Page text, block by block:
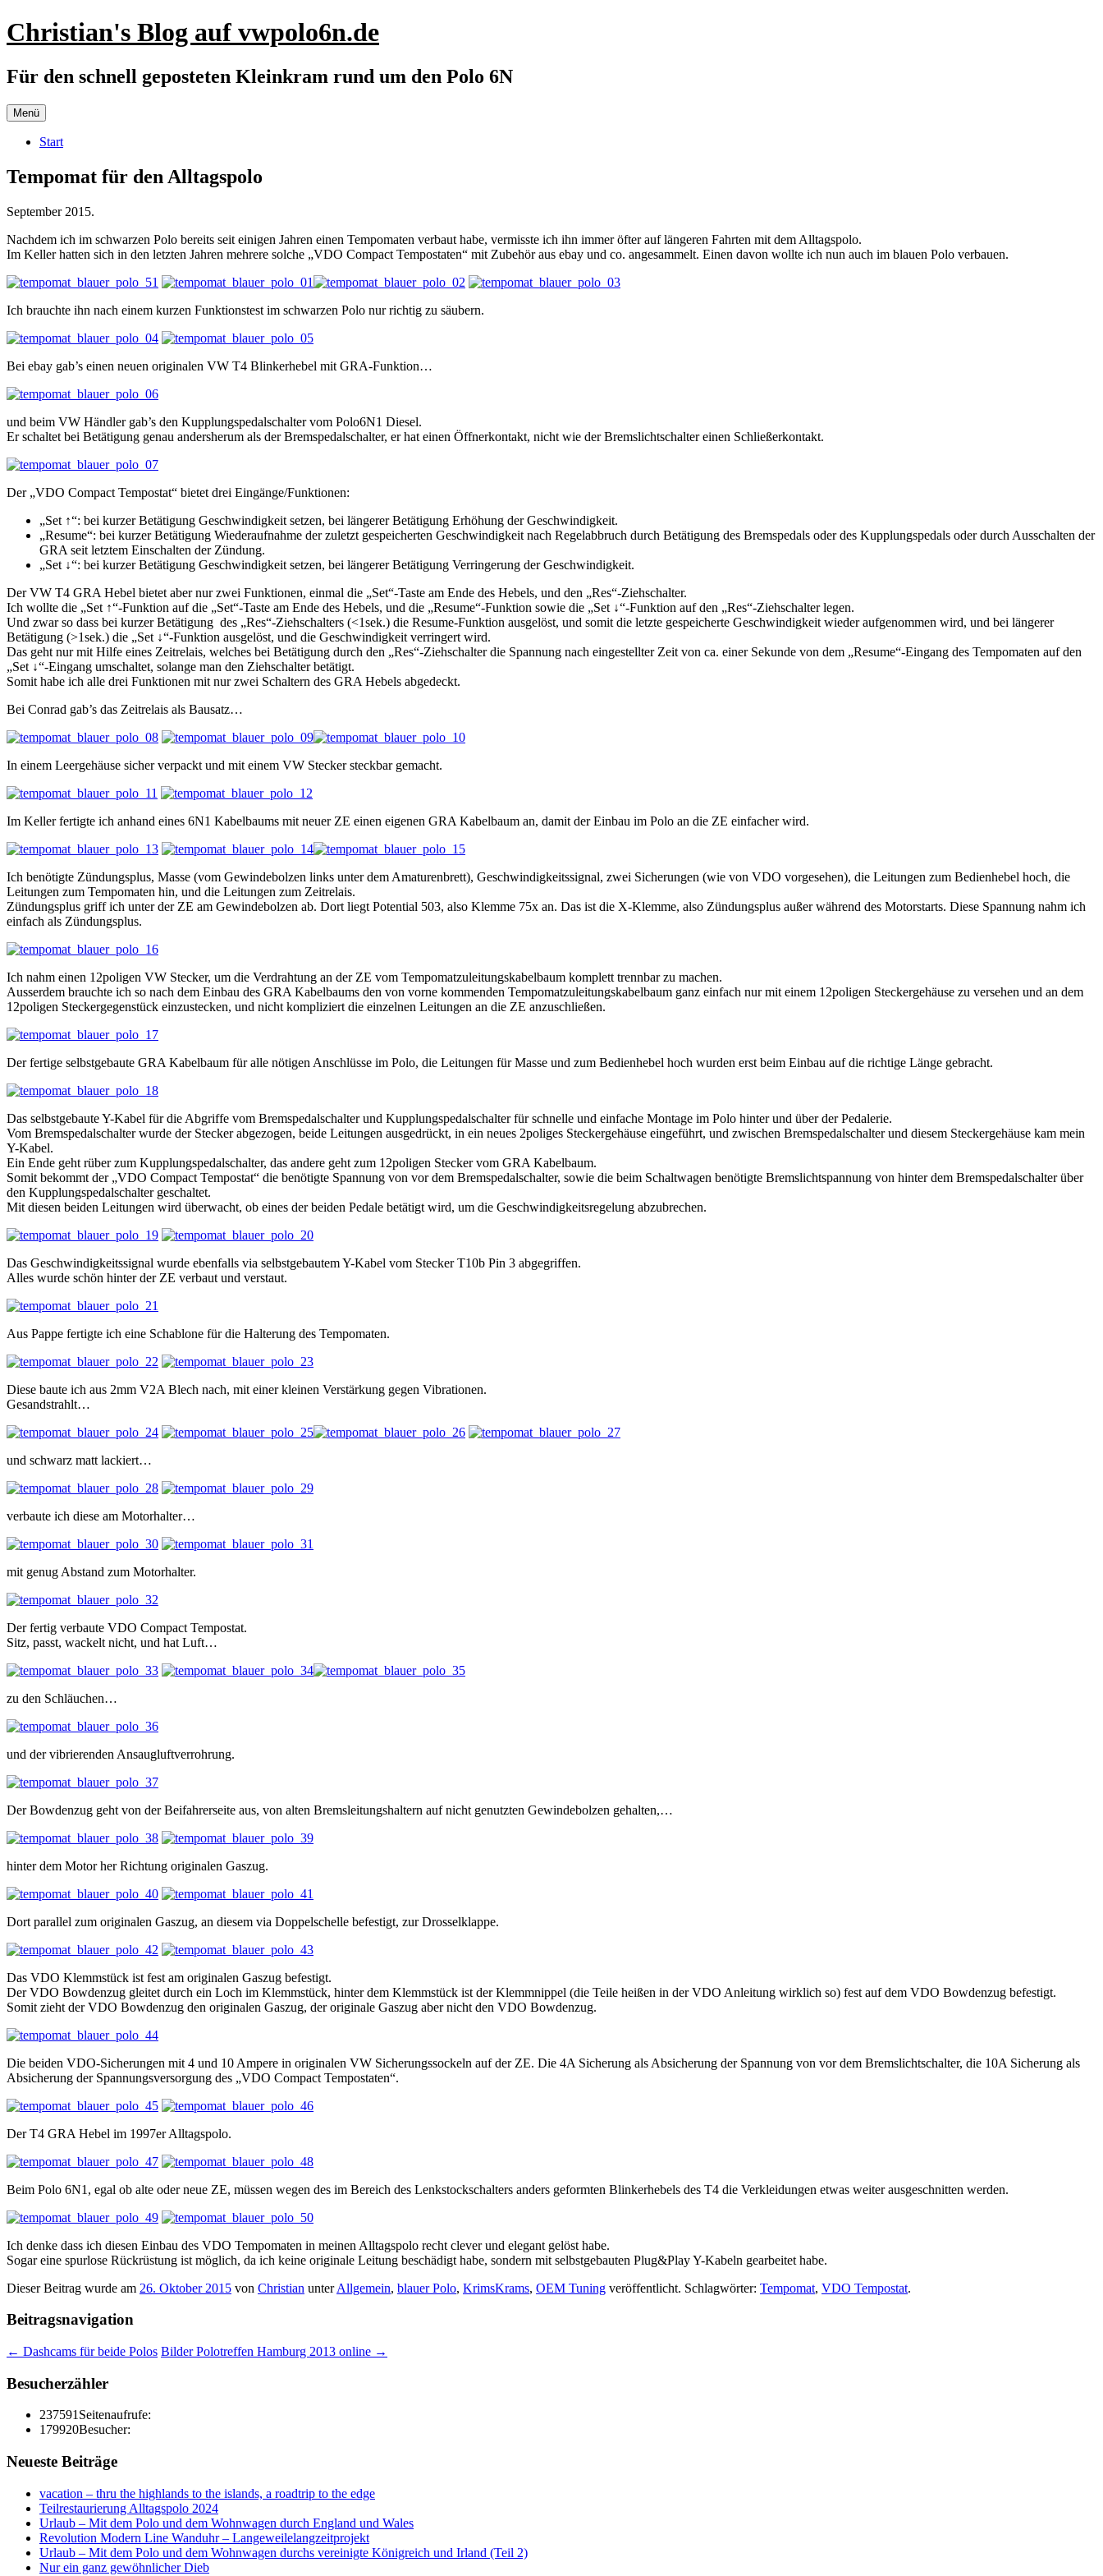
Zum
Inhalt
Christian's Blog auf vwpolo6n.de
Für den schnell geposteten Kleinkram rund um den Polo 6N
Menü
Start
Tempomat für den Alltagspolo
September 2015.
Nachdem ich im schwarzen Polo bereits seit einigen Jahren einen Tempomaten verbaut habe, vermisste ich ihn immer öfter auf längeren Fahrten mit dem Alltagspolo.
Im Keller hatten sich in den letzten Jahren mehrere solche „VDO Compact Tempostaten“ mit Zubehör aus ebay und co. angesammelt. Einen davon wollte ich nun auch im blauen Polo verbauen.
Ich brauchte ihn nach einem kurzen Funktionstest im schwarzen Polo nur richtig zu säubern.
Bei ebay gab’s einen neuen originalen VW T4 Blinkerhebel mit GRA-Funktion…
und beim VW Händler gab’s den Kupplungspedalschalter vom Polo6N1 Diesel.
Er schaltet bei Betätigung genau andersherum als der Bremspedalschalter, er hat einen Öffnerkontakt, nicht wie der Bremslichtschalter einen Schließerkontakt.
Der „VDO Compact Tempostat“ bietet drei Eingänge/Funktionen:
„Set ↑“: bei kurzer Betätigung Geschwindigkeit setzen, bei längerer Betätigung Erhöhung der Geschwindigkeit.
„Resume“: bei kurzer Betätigung Wiederaufnahme der zuletzt gespeicherten Geschwindigkeit nach Regelabbruch durch Betätigung des Bremspedals oder des Kupplungspedals oder durch Ausschalten der
GRA seit letztem Einschalten der Zündung.
„Set ↓“: bei kurzer Betätigung Geschwindigkeit setzen, bei längerer Betätigung Verringerung der Geschwindigkeit.
Der VW T4 GRA Hebel bietet aber nur zwei Funktionen, einmal die „Set“-Taste am Ende des Hebels, und den „Res“-Ziehschalter.
Ich wollte die „Set ↑“-Funktion auf die „Set“-Taste am Ende des Hebels, und die „Resume“-Funktion sowie die „Set ↓“-Funktion auf den „Res“-Ziehschalter legen.
Und zwar so dass bei kurzer Betätigung des „Res“-Ziehschalters (<1sek.) die Resume-Funktion ausgelöst, und somit die letzte gespeicherte Geschwindigkeit wieder aufgenommen wird, und bei längerer
Betätigung (>1sek.) die „Set ↓“-Funktion ausgelöst, und die Geschwindigkeit verringert wird.
Das geht nur mit Hilfe eines Zeitrelais, welches bei Betätigung durch den „Res“-Ziehschalter die Spannung nach eingestellter Zeit von ca. einer Sekunde von dem „Resume“-Eingang des Tempomaten auf den
„Set ↓“-Eingang umschaltet, solange man den Ziehschalter betätigt.
Somit habe ich alle drei Funktionen mit nur zwei Schaltern des GRA Hebels abgedeckt.
Bei Conrad gab’s das Zeitrelais als Bausatz…
In einem Leergehäuse sicher verpackt und mit einem VW Stecker steckbar gemacht.
Im Keller fertigte ich anhand eines 6N1 Kabelbaums mit neuer ZE einen eigenen GRA Kabelbaum an, damit der Einbau im Polo an die ZE einfacher wird.
Ich benötigte Zündungsplus, Masse (vom Gewindebolzen links unter dem Amaturenbrett), Geschwindigkeitssignal, zwei Sicherungen (wie von VDO vorgesehen), die Leitungen zum Bedienhebel hoch, die
Leitungen zum Tempomaten hin, und die Leitungen zum Zeitrelais.
Zündungsplus griff ich unter der ZE am Gewindebolzen ab. Dort liegt Potential 503, also Klemme 75x an. Das ist die X-Klemme, also Zündungsplus außer während des Motorstarts. Diese Spannung nahm ich
einfach als Zündungsplus.
Ich nahm einen 12poligen VW Stecker, um die Verdrahtung an der ZE vom Tempomatzuleitungskabelbaum komplett trennbar zu machen.
Ausserdem brauchte ich so nach dem Einbau des GRA Kabelbaums den von vorne kommenden Tempomatzuleitungskabelbaum ganz einfach nur mit einem 12poligen Steckergehäuse zu versehen und an dem
12poligen Steckergegenstück einzustecken, und nicht kompliziert die einzelnen Leitungen an die ZE anzuschließen.
Der fertige selbstgebaute GRA Kabelbaum für alle nötigen Anschlüsse im Polo, die Leitungen für Masse und zum Bedienhebel hoch wurden erst beim Einbau auf die richtige Länge gebracht.
Das selbstgebaute Y-Kabel für die Abgriffe vom Bremspedalschalter und Kupplungspedalschalter für schnelle und einfache Montage im Polo hinter und über der Pedalerie.
Vom Bremspedalschalter wurde der Stecker abgezogen, beide Leitungen ausgedrückt, in ein neues 2poliges Steckergehäuse eingeführt, und zwischen Bremspedalschalter und diesem Steckergehäuse kam mein
Y-Kabel.
Ein Ende geht rüber zum Kupplungspedalschalter, das andere geht zum 12poligen Stecker vom GRA Kabelbaum.
Somit bekommt der „VDO Compact Tempostat“ die benötigte Spannung von vor dem Bremspedalschalter, sowie die beim Schaltwagen benötigte Bremslichtspannung von hinter dem Bremspedalschalter über
den Kupplungspedalschalter geschaltet.
Mit diesen beiden Leitungen wird überwacht, ob eines der beiden Pedale betätigt wird, um die Geschwindigkeitsregelung abzubrechen.
Das Geschwindigkeitssignal wurde ebenfalls via selbstgebautem Y-Kabel vom Stecker T10b Pin 3 abgegriffen.
Alles wurde schön hinter der ZE verbaut und verstaut.
Aus Pappe fertigte ich eine Schablone für die Halterung des Tempomaten.
Diese baute ich aus 2mm V2A Blech nach, mit einer kleinen Verstärkung gegen Vibrationen.
Gesandstrahlt…
und schwarz matt lackiert…
verbaute ich diese am Motorhalter…
mit genug Abstand zum Motorhalter.
Der fertig verbaute VDO Compact Tempostat.
Sitz, passt, wackelt nicht, und hat Luft…
zu den Schläuchen…
und der vibrierenden Ansaugluftverrohrung.
Der Bowdenzug geht von der Beifahrerseite aus, von alten Bremsleitungshaltern auf nicht genutzten Gewindebolzen gehalten,…
hinter dem Motor her Richtung originalen Gaszug.
Dort parallel zum originalen Gaszug, an diesem via Doppelschelle befestigt, zur Drosselklappe.
Das VDO Klemmstück ist fest am originalen Gaszug befestigt.
Der VDO Bowdenzug gleitet durch ein Loch im Klemmstück, hinter dem Klemmstück ist der Klemmnippel (die Teile heißen in der VDO Anleitung wirklich so) fest auf dem VDO Bowdenzug befestigt.
Somit zieht der VDO Bowdenzug den originalen Gaszug, der originale Gaszug aber nicht den VDO Bowdenzug.
Die beiden VDO-Sicherungen mit 4 und 10 Ampere in originalen VW Sicherungssockeln auf der ZE. Die 4A Sicherung als Absicherung der Spannung von vor dem Bremslichtschalter, die 10A Sicherung als
Absicherung der Spannungsversorgung des „VDO Compact Tempostaten“.
Der T4 GRA Hebel im 1997er Alltagspolo.
Beim Polo 6N1, egal ob alte oder neue ZE, müssen wegen des im Bereich des Lenkstockschalters anders geformten Blinkerhebels des T4 die Verkleidungen etwas weiter ausgeschnitten werden.
Ich denke dass ich diesen Einbau des VDO Tempomaten in meinen Alltagspolo recht clever und elegant gelöst habe.
Sogar eine spurlose Rückrüstung ist möglich, da ich keine originale Leitung beschädigt habe, sondern mit selbstgebauten Plug&Play Y-Kabeln gearbeitet habe.
Dieser Beitrag wurde am 26. Oktober 2015 von Christian unterAllgemein, blauer Polo, KrimsKrams, OEM Tuning veröffentlicht. Schlagwörter: Tempomat, VDO Tempostat.
Beitragsnavigation
← Dashcams für beide Polos Bilder Polotreffen Hamburg 2013 online →
Besucherzähler
237591Seitenaufrufe:
179920Besucher:
Neueste Beiträge
vacation – thru the highlands to the islands, a roadtrip to the edge
Teilrestaurierung Alltagspolo 2024
Urlaub – Mit dem Polo und dem Wohnwagen durch England und Wales
Revolution Modern Line Wanduhr – Langeweilelangzeitprojekt
Urlaub – Mit dem Polo und dem Wohnwagen durchs vereinigte Königreich und Irland (Teil 2)
Nur ein ganz gewöhnlicher Dieb